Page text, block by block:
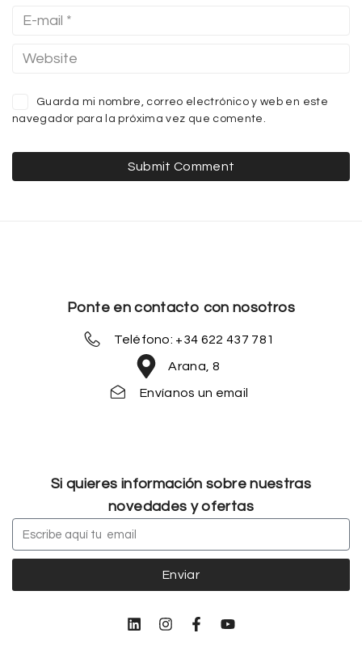
Guarda mi nombre, correo electrónico y web en este
navegador para la próxima vez que comente.
Ponte en contacto con nosotros
Teléfono: +34 622 437 781
Arana, 8
Envíanos un email
Si quieres información sobre nuestras
novedades y ofertas
Enviar